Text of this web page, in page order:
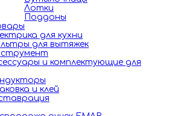
Лотки
Поддоны
для кухни
для вытяжек
и комплектующие для
и клей